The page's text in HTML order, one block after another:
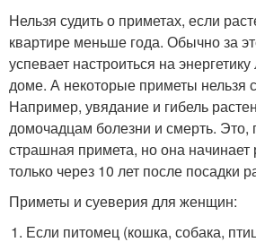
Нельзя судить о приметах, если
квартире меньше года. Обычно за
успевает настроиться на
доме. А некоторые приметы нельзя
Например, увядание и гибель
домочадцам болезни и смерть. Это,
страшная примета, но она начинает
только через 10 лет после посадки
Приметы и суеверия для женщин:
Если питомец (кошка, собака,